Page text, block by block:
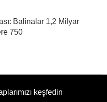
Balinalar 1,2 Milyar
750
keşfedin